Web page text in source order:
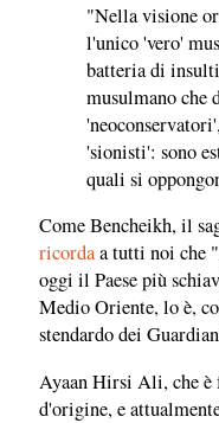
"Nella visione
l'unico 'vero'
batteria di
musulmano che
'sionisti': sono
quali si
Come Bencheikh, il
ricordaa tutti noi che
oggi il Paese più
Medio Oriente, lo è,
stendardo dei
Ayaan Hirsi Ali, che è
d'origine, e